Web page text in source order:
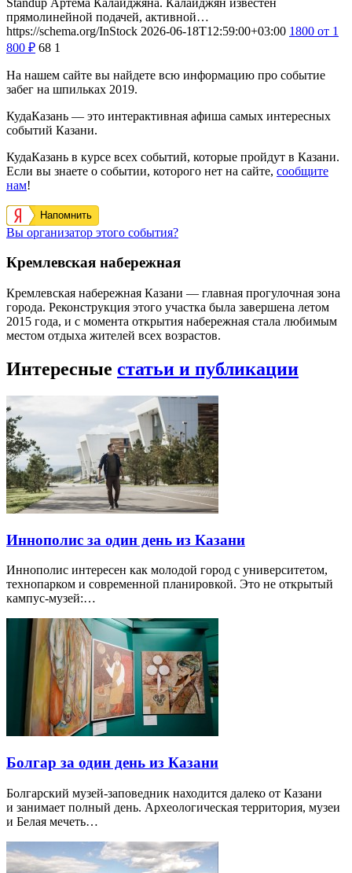
прямолинейной подачей, активной…
https://schema.org/InStock 2026-06-18T12:59:00+03:00 1800 от 1
800 ₽ 68 1
На нашем сайте вы найдете всю информацию про событие
забег на шпильках 2019.
КудаКазань — это интерактивная афиша самых интересных
событий Казани.
КудаКазань в курсе всех событий, которые пройдут в Казани.
Если вы знаете о событии, которого нет на сайте, сообщите
нам!
Напомнить
Вы организатор этого события?
Кремлевская набережная
Кремлевская набережная Казани — главная прогулочная зона
города. Реконструкция этого участка была завершена летом
2015 года, и с момента открытия набережная стала любимым
местом отдыха жителей всех возрастов.
Интересные статьи и публикации
Иннополис за один день из Казани
Иннополис интересен как молодой город с университетом,
технопарком и современной планировкой. Это не открытый
кампус-музей:…
Болгар за один день из Казани
Болгарский музей-заповедник находится далеко от Казани
и занимает полный день. Археологическая территория, музеи
и Белая мечеть…